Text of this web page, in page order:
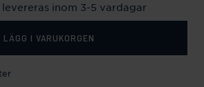
levereras inom 3-5 vardagar
LÄGG I VARUKORGEN